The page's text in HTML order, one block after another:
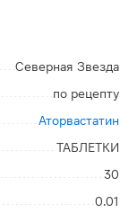
Северная Звезда
по рецепту
Аторвастатин
ТАБЛЕТКИ
30
0.01